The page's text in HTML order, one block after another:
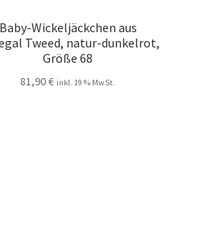
Baby-Wickeljäckchen aus
Tweed, natur-dunkelrot,
Größe 68
81,90€ inkl. 19 % MwSt.